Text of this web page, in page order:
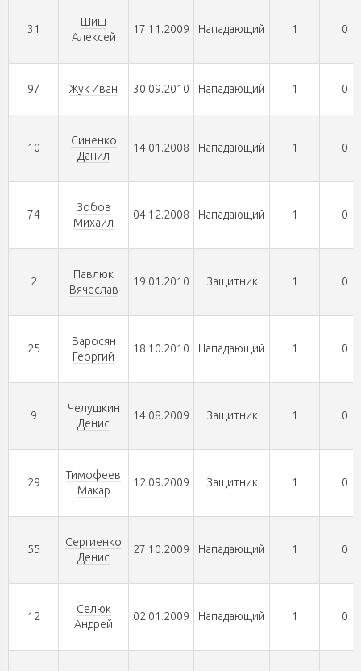
31
Шиш
Алексей
17.11.2009 Нападающий 1 0
97 Жук Иван 30.09.2010 Нападающий 1 0
10
Синенко
Данил
14.01.2008 Нападающий 1 0
74
Зобов
Михаил
04.12.2008 Нападающий 1 0
2
Павлюк
Вячеслав
19.01.2010 Защитник 1 0
25
Варосян
Георгий
18.10.2010 Нападающий 1 0
9
Челушкин
Денис
14.08.2009 Защитник 1 0
29
Тимофеев
Макар
12.09.2009 Защитник 1 0
55
Сергиенко
Денис
27.10.2009 Нападающий 1 0
12
Селюк
Андрей
02.01.2009 Нападающий 1 0